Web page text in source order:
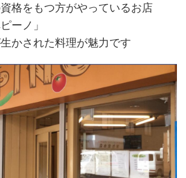
ー
格をもつ方がやっているお店
ーノ」
かされた料理が魅力です